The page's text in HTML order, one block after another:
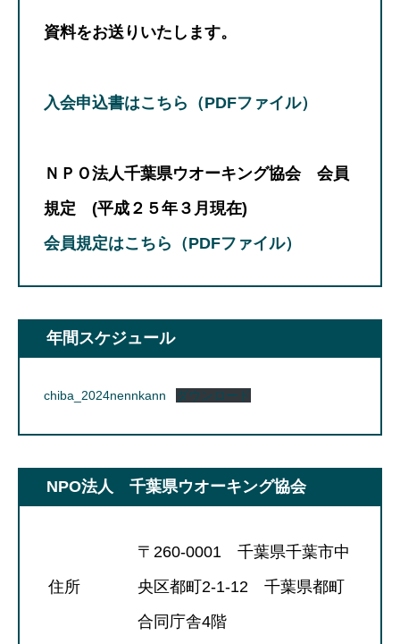
資料をお送りいたします。
入会申込書はこちら（PDFファイル）
ＮＰＯ法人千葉県ウオーキング協会 会員
規定 (平成２５年３月現在)
会員規定はこちら（PDFファイル）
年間スケジュール
chiba_2024nennkann ダウンロード
NPO法人 千葉県ウオーキング協会
住所
〒260-0001 千葉県千葉市中
央区都町2-1-12 千葉県都町
合同庁舎4階